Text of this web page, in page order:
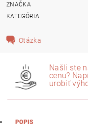
ZNAČKA
KATEGÓRIA
Otázka
Našli ste
cenu?
urobiť
POPIS